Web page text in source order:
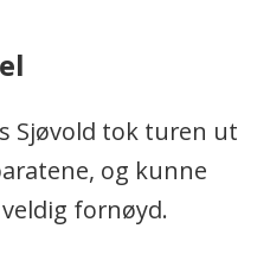
Sjøvold tok turen ut
og kunne
fornøyd.